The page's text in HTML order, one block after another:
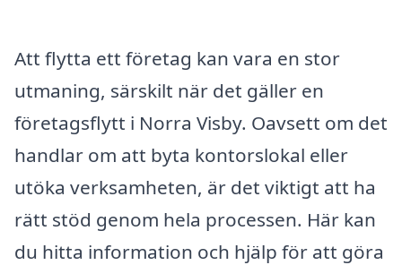
Att flytta ett företag kan vara en stor
utmaning, särskilt när det gäller en
företagsflytt i Norra Visby. Oavsett om det
handlar om att byta kontorslokal eller
utöka verksamheten, är det viktigt att ha
rätt stöd genom hela processen. Här kan
du hitta information och hjälp för att göra